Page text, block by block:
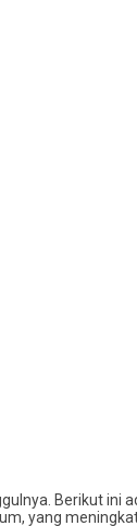
Berikut ini
yang